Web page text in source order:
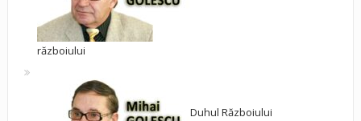
războiului
Duhul Războiului